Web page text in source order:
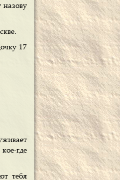
назову
17
где
тебя